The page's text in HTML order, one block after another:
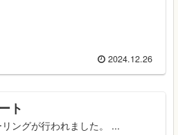
2024.12.26
ト
ングが行われました。 ...